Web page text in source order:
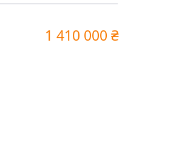
1 410 000 ₴